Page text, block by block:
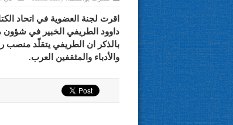
اقرت لجنة العضوية في اتحاد
داوود الطريفي الخبير في
بالذكر ان الطريفي يتقلّد منصب
والأدباء والمثقفين العرب.